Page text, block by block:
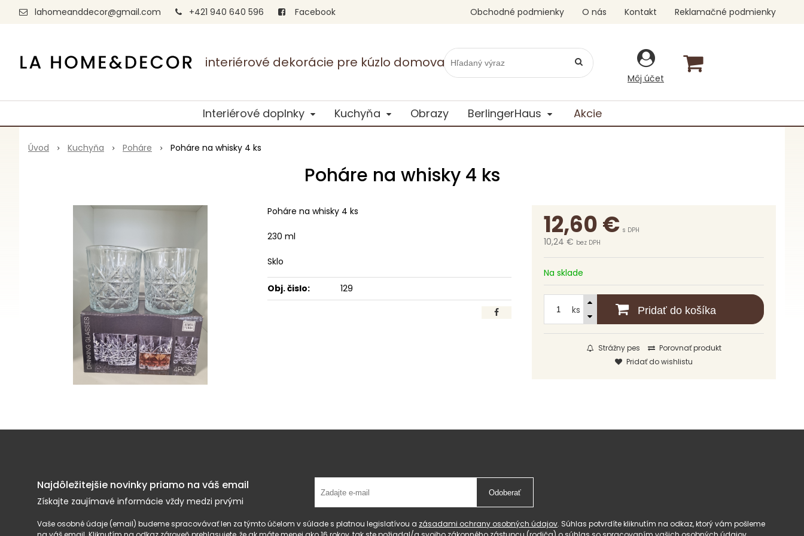
interiérové dekorácie pre kúzlo domova
lahomeanddecor@gmail.com +421 940 640 596 Facebook
Môj účet
Obchodné podmienky O nás Kontakt Reklamačné podmienky
Interiérové doplnky Kuchyňa Obrazy BerlingerHaus Akcie
Úvod Kuchyňa Poháre Poháre na whisky 4 ks
Poháre na whisky 4 ks
12,60€ s DPH
10,24 € bez DPH
Na sklade
ks Pridať do košíka
Strážny pes
Porovnať produkt
Pridať do wishlistu
Poháre na whisky 4 ks
230 ml
Sklo
Obj. čislo: 129
Najdôležitejšie novinky priamo na váš email
Získajte zaujímavé informácie vždy medzi prvými
Odoberať
Vaše osobné údaje (email) budeme spracovávať len za týmto účelom v súlade s platnou legislatívou a zásadami ochrany osobných údajov. Súhlas potvrdíte kliknutím na odkaz, ktorý vám pošleme